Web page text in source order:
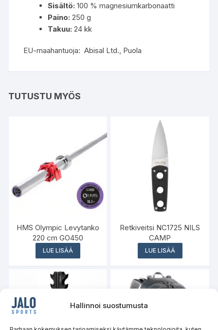
Hallinnoi suostumusta
Sisältö: 100 % magnesiumkarbonaatti
Paino: 250 g
Takuu: 24 kk
EU-maahantuoja: Abisal Ltd., Puola
TUTUSTU MYÖS
HMS Olympic Levytanko
220 cm GO450
LUE LISÄÄ
Retkiveitsi NC1725 NILS
CAMP
LUE LISÄÄ